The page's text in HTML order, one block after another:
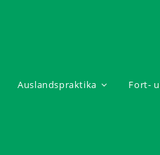
Auslandspraktika Fort-